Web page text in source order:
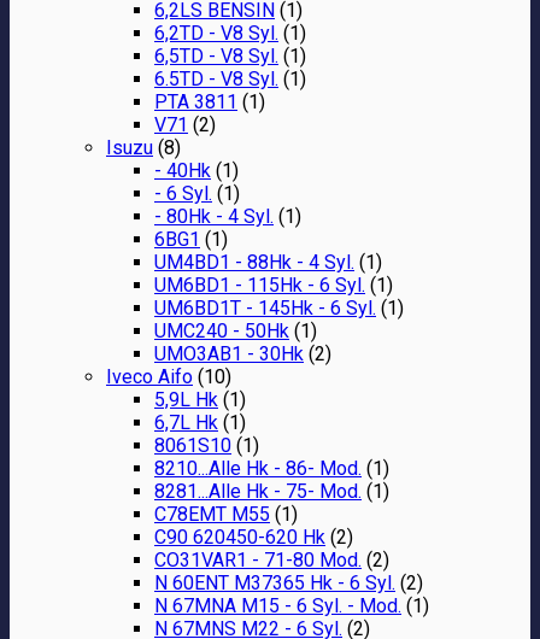
6,2LS BENSIN (1)
6,2TD - V8 Syl. (1)
6,5TD - V8 Syl. (1)
6.5TD - V8 Syl. (1)
PTA 3811 (1)
V71 (2)
Isuzu (8)
- 40Hk (1)
- 6 Syl. (1)
- 80Hk - 4 Syl. (1)
6BG1 (1)
UM4BD1 - 88Hk - 4 Syl. (1)
UM6BD1 - 115Hk - 6 Syl. (1)
UM6BD1T - 145Hk - 6 Syl. (1)
UMC240 - 50Hk (1)
UMO3AB1 - 30Hk (2)
Iveco Aifo (10)
5,9L Hk (1)
6,7L Hk (1)
8061S10 (1)
8210...Alle Hk - 86- Mod. (1)
8281...Alle Hk - 75- Mod. (1)
C78EMT M55 (1)
C90 620450-620 Hk (2)
CO31VAR1 - 71-80 Mod. (2)
N 60ENT M37365 Hk - 6 Syl. (2)
N 67MNA M15 - 6 Syl. - Mod. (1)
N 67MNS M22 - 6 Syl. (2)